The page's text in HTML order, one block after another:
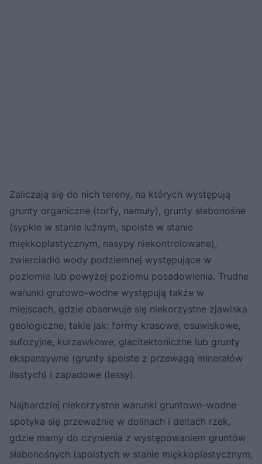
Zaliczają się do nich tereny, na których występują
grunty organiczne (torfy, namuły), grunty słabonośne
(sypkie w stanie luźnym, spoiste w stanie
miękkoplastycznym, nasypy niekontrolowane),
zwierciadło wody podziemnej występujące w
poziomie lub powyżej poziomu posadowienia. Trudne
warunki grutowo-wodne występują także w
miejscach, gdzie obserwuje się niekorzystne zjawiska
geologiczne, takie jak: formy krasowe, osuwiskowe,
sufozyjne, kurzawkowe, glacitektoniczne lub grunty
ekspansywne (grunty spoiste z przewagą minerałów
ilastych) i zapadowe (lessy).
Najbardziej niekorzystne warunki gruntowo-wodne
spotyka się przeważnie w dolinach i deltach rzek,
gdzie mamy do czynienia z występowaniem gruntów
słabonośnych (spoistych w stanie miękkoplastycznym,